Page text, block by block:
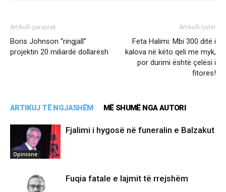
Artikulli paraprak
Boris Johnson “ringjall”
projektin 20 miliardë dollarësh
Artikulli tjetër
Feta Halimi: Mbi 300 ditë i
kalova në këto qeli me myk,
por durimi është çelësi i
fitores!
ARTIKUJ TË NGJASHËM MË SHUMË NGA AUTORI
Opinione
Fjalimi i hygosë në funeralin e Balzakut
Fuqia fatale e lajmit të rrejshëm